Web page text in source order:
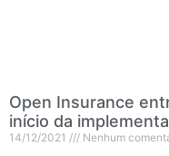
Open Insurance
início da
14/12/2021 Nenhum